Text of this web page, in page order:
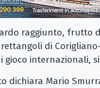
raggiunto, frutto
di
gioco internazionali,
dichiara Mario